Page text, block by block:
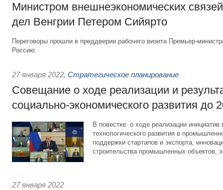
Министром внешнеэкономических
дел Венгрии Петером Сийярто
Переговоры прошли в преддверии рабочего визита Премьер-
Россию.
27 января 2022, Стратегическое планирование
Совещание о ходе реализации и
социально-экономического развития до
В повестке: о ходе реализации
технологического развития в
поддержки стартапов и экспорта,
строительства промышленных объектов,
27 января 2022